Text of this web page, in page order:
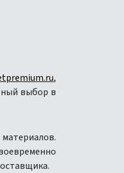
,
выбор в